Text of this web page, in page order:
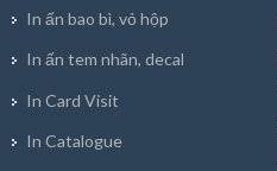
In ấn bao bì, vỏ hộp
In ấn tem nhãn, decal
In Card Visit
In Catalogue